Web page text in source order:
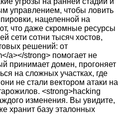
управлением, чтобы ловить
нацеленной на
что даже скромные ресурсы
сети сотни тысяч хостов,
решений: от
a></strong> помогает не
принимает домен, прогоняет
на сложных участках, где
не стали вектором атаки на
<strong>hacking
изменения. Вы увидите,
хранит базу эталонных